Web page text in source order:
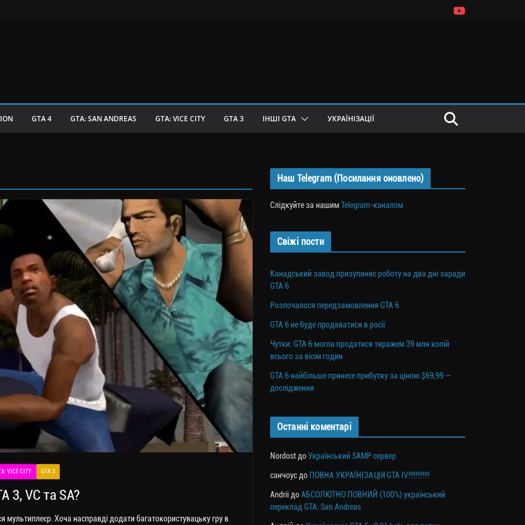
GTA 4 GTA: SAN ANDREAS GTA: VICE CITY GTA 3 ІНШІ GTA УКРАЇНІЗАЦІЇ
VICE CITY GTA 3
3, VC та SA?
мультиплеєр. Хоча насправді додати багатокористувацьку гру в
Наш Telegram (Посилання оновлено)
Слідкуйте за нашимTelegram-каналом
Свіжі пости
Канадський завод призупиняє роботу на два дні заради
GTA 6
Розпочалося передзамовлення GTA 6
GTA 6 не буде продаватися в росії
Чутки: GTA 6 могла продатися тиражем 39 млн копій
всього за вісім годин
GTA 6 найбільше принесе прибутку за ціною $69,99 —
дослідження
Останні коментарі
Nordost доУкраїнський SAMP сервер
санчоус до ПОВНА УКРАЇНІЗАЦІЯ GTA IV!!!!!!!!!!!!
Andrii доАБСОЛЮТНО ПОВНИЙ (100%) український
переклад GTA: San Andreas